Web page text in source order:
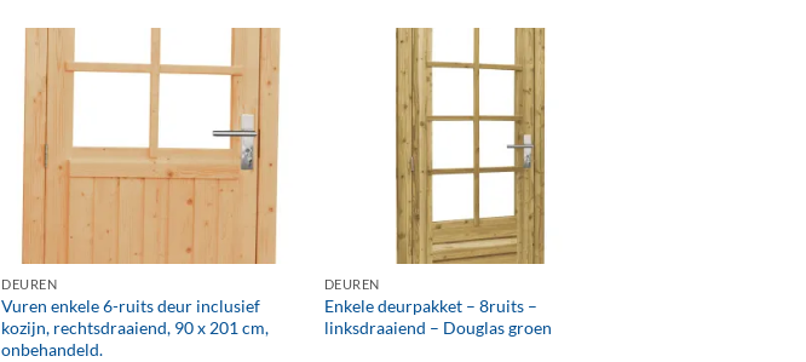
DEUREN
Vuren enkele 6-ruits deur inclusief
kozijn, rechtsdraaiend, 90 x 201 cm,
onbehandeld.
DEUREN
Enkele deurpakket – 8ruits –
linksdraaiend – Douglas groen